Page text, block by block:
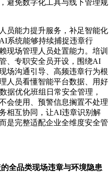
避免数字化工具与线下管理规
员能力提升服务，补足智能化
系统能够持续捕捉违章行
现场管理人员处置能力。培训
、专职安全员开设，围绕AI
场沟通引导、高频违章行为根
人员看懂智能平台数据、用好
据优化班组日常安全管理，
会使用、预警信息搁置不处理
相互协同，让AI违章识别解
是完整适配企业全维度安全管
全品类现场违章与环境隐患